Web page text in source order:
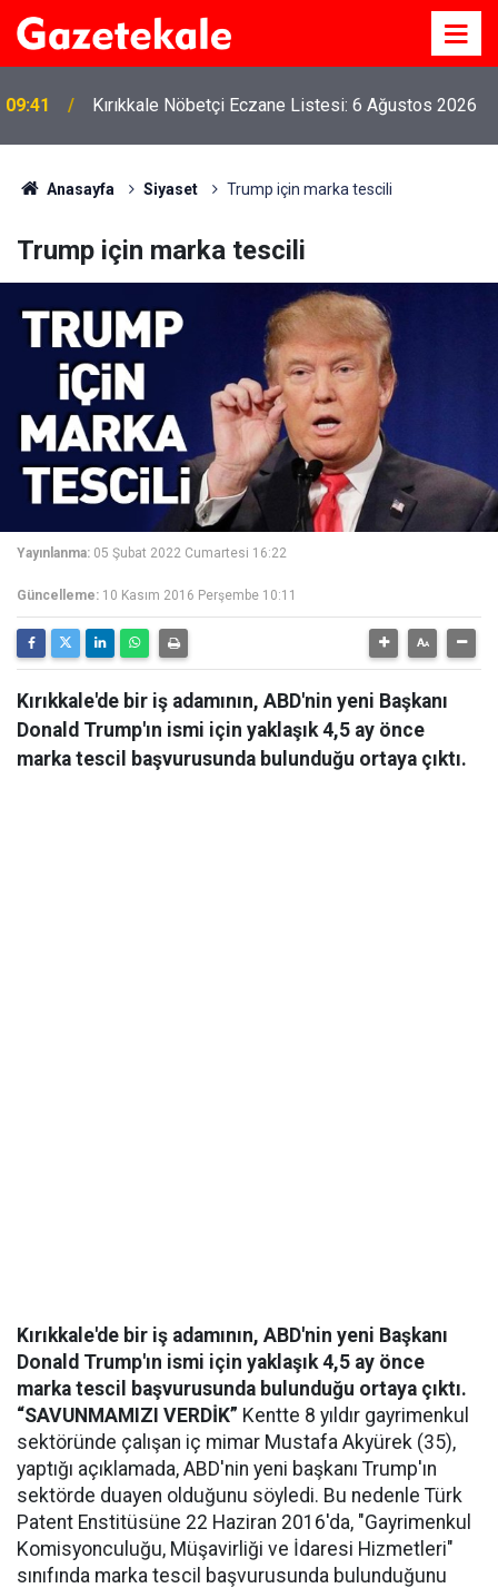
09:41 Kırıkkale Nöbetçi Eczane Listesi: 6 Ağustos 2026
Anasayfa Siyaset Trump için marka tescili
Trump için marka tescili
Yayınlanma: 05 Şubat 2022 Cumartesi 16:22
Güncelleme: 10 Kasım 2016 Perşembe 10:11
Kırıkkale'de bir iş adamının, ABD'nin yeni Başkanı
Donald Trump'ın ismi için yaklaşık 4,5 ay önce
marka tescil başvurusunda bulunduğu ortaya çıktı.
Kırıkkale'de bir iş adamının, ABD'nin yeni Başkanı
Donald Trump'ın ismi için yaklaşık 4,5 ay önce
marka tescil başvurusunda bulunduğu ortaya çıktı.
“SAVUNMAMIZI VERDİK” Kentte 8 yıldır gayrimenkul
sektöründe çalışan iç mimar Mustafa Akyürek (35),
yaptığı açıklamada, ABD'nin yeni başkanı Trump'ın
sektörde duayen olduğunu söyledi. Bu nedenle Türk
Patent Enstitüsüne 22 Haziran 2016'da, "Gayrimenkul
Komisyonculuğu, Müşavirliği ve İdaresi Hizmetleri"
sınıfında marka tescil başvurusunda bulunduğunu